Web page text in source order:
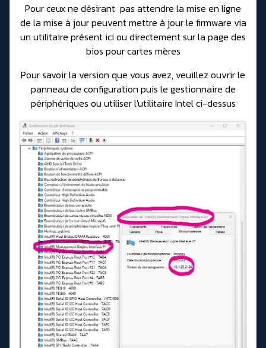
Pour ceux ne désirant pas attendre la mise en ligne
de la mise à jour peuvent mettre à jour le firmware via
un utilitaire présent ici ou directement sur la page des
bios pour cartes mères
Pour savoir la version que vous avez, veuillez ouvrir le
panneau de configuration puis le gestionnaire de
périphériques ou utiliser l'utilitaire Intel ci-dessus